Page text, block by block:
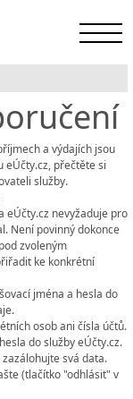
a výdajích jsou
eÚčty.cz, přečtěte si
služby.
eÚčty.cz nevyžaduje pro
Není povinný dokonce
zvoleným
ke konkrétní
jména a hesla do
osob ani čísla účtů.
do služby eÚčty.cz.
zazálohujte svá data.
(tlačítko "odhlásit" v